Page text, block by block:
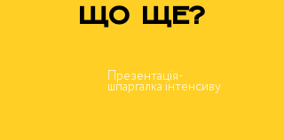
Що ще?
Презентація-
шпаргалка інтенсиву